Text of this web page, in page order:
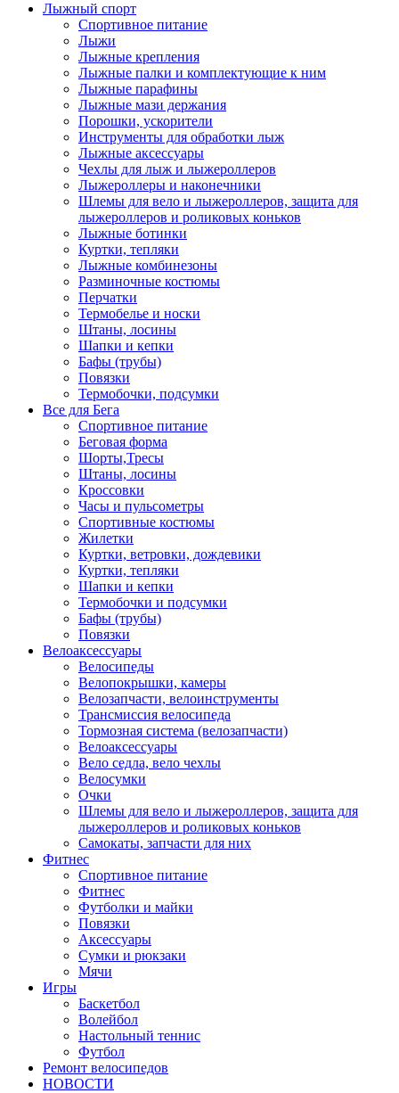
Лыжный спорт
Спортивное питание
Лыжи
Лыжные крепления
Лыжные палки и комплектующие к ним
Лыжные парафины
Лыжные мази держания
Порошки, ускорители
Инструменты для обработки лыж
Лыжные аксессуары
Чехлы для лыж и лыжероллеров
Лыжероллеры и наконечники
Шлемы для вело и лыжероллеров, защита для
лыжероллеров и роликовых коньков
Лыжные ботинки
Куртки, тепляки
Лыжные комбинезоны
Разминочные костюмы
Перчатки
Термобелье и носки
Штаны, лосины
Шапки и кепки
Бафы (трубы)
Повязки
Термобочки, подсумки
Все для Бега
Спортивное питание
Беговая форма
Шорты,Тресы
Штаны, лосины
Кроссовки
Часы и пульсометры
Спортивные костюмы
Жилетки
Куртки, ветровки, дождевики
Куртки, тепляки
Шапки и кепки
Термобочки и подсумки
Бафы (трубы)
Повязки
Велоаксессуары
Велосипеды
Велопокрышки, камеры
Велозапчасти, велоинструменты
Трансмиссия велосипеда
Тормозная система (велозапчасти)
Велоаксессуары
Вело седла, вело чехлы
Велосумки
Очки
Шлемы для вело и лыжероллеров, защита для
лыжероллеров и роликовых коньков
Самокаты, запчасти для них
Фитнес
Спортивное питание
Фитнес
Футболки и майки
Повязки
Аксессуары
Сумки и рюкзаки
Мячи
Игры
Баскетбол
Волейбол
Настольный теннис
Футбол
Ремонт велосипедов
НОВОСТИ